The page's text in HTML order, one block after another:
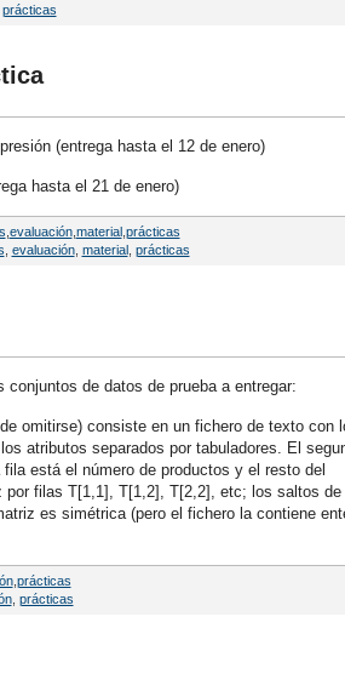
prácticas
(entrega hasta el 12 de enero)
hasta el 21 de enero)
evaluación, material, prácticas
evaluación, material, prácticas
de datos de prueba a entregar:
omitirse) consiste en un fichero de texto con
atributos separados por tabuladores. El
está el número de productos y el resto del
por filas T[1,1], T[1,2], T[2,2], etc; los saltos de
es simétrica (pero el fichero la contiene
, prácticas
, prácticas